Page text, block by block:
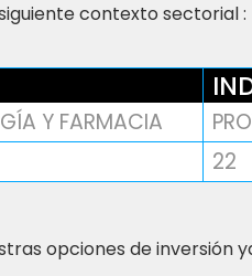
contexto sectorial :
Y FARMACIA
22
opciones de inversión